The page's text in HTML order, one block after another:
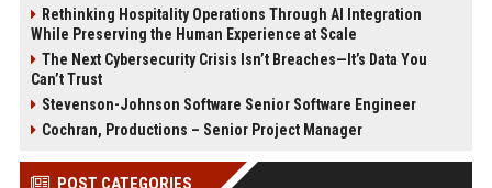
Rethinking Hospitality Operations Through AI Integration
While Preserving the Human Experience at Scale
The Next Cybersecurity Crisis Isn’t Breaches—It’s Data You
Can’t Trust
Stevenson-Johnson Software Senior Software Engineer
Cochran, Productions – Senior Project Manager
POST CATEGORIES